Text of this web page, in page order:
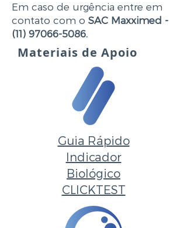
Em caso de urgência entre em
contato com o SAC Maxximed -
(11) 97066-5086.
Materiais de Apoio
Guia Rápido
Indicador
Biológico
CLICKTEST